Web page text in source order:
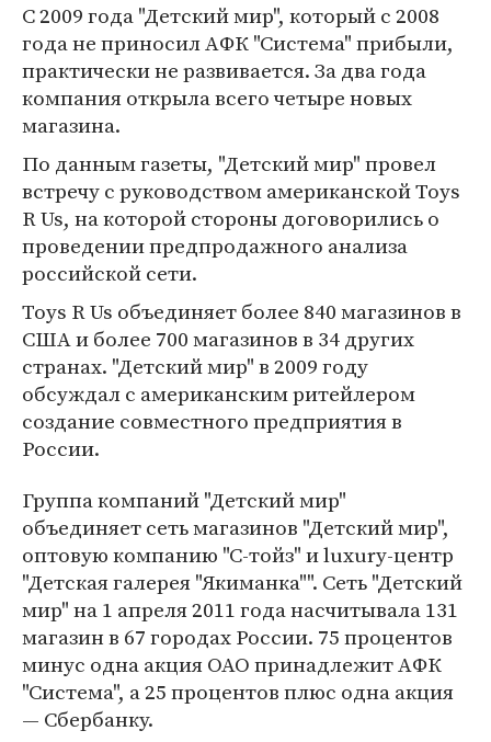
С 2009 года "Детский мир", который с 2008
года не приносил АФК "Система" прибыли,
практически не развивается. За два года
компания открыла всего четыре новых
магазина.
По данным газеты, "Детский мир" провел
встречу с руководством американской Toys
R Us, на которой стороны договорились о
проведении предпродажного анализа
российской сети.
Toys R Us объединяет более 840 магазинов в
США и более 700 магазинов в 34 других
странах. "Детский мир" в 2009 году
обсуждал с американским ритейлером
создание совместного предприятия в
России.
Группа компаний "Детский мир"
объединяет сеть магазинов "Детский мир",
оптовую компанию "С-тойз" и luxury-центр
"Детская галерея "Якиманка"". Сеть "Детский
мир" на 1 апреля 2011 года насчитывала 131
магазин в 67 городах России. 75 процентов
минус одна акция ОАО принадлежит АФК
"Система", а 25 процентов плюс одна акция
— Сбербанку.